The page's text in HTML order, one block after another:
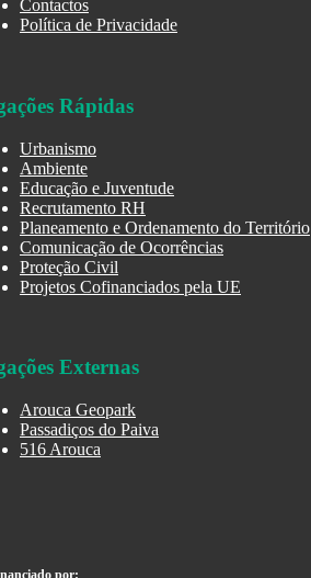
Contactos
Política de Privacidade
Rápidas
Urbanismo
Ambiente
Educação e Juventude
Recrutamento RH
Planeamento e Ordenamento do Território
Comunicação de Ocorrências
Proteção Civil
Projetos Cofinanciados pela UE
Externas
Arouca Geopark
Passadiços do Paiva
516 Arouca
por: